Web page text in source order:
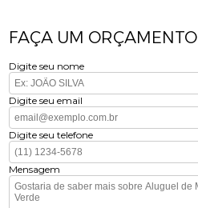
FAÇA UM ORÇAMENTO
Digite seu nome
Digite seu email
Digite seu telefone
Mensagem